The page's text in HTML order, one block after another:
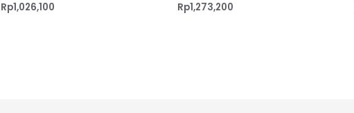
Rp1,026,100 Rp1,273,200